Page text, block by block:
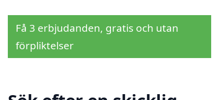
Få 3 erbjudanden, gratis och utan
förpliktelser